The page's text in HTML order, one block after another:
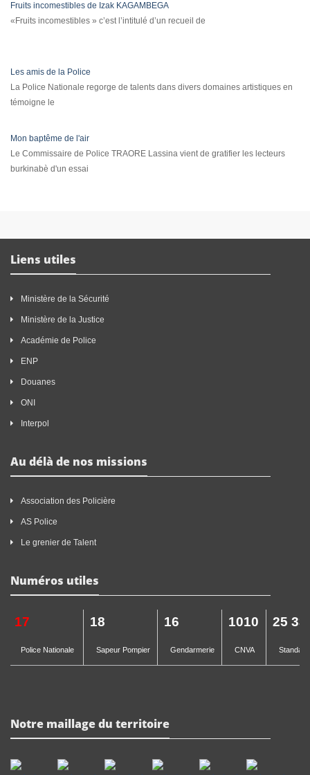
Fruits incomestibles de Izak KAGAMBEGA
«Fruits incomestibles » c’est l’intitulé d’un recueil de
Les amis de la Police
La Police Nationale regorge de talents dans divers domaines artistiques en
témoigne le
Mon baptême de l'air
Le Commissaire de Police TRAORE Lassina vient de gratifier les lecteurs
burkinabè d'un essai
Liens utiles
Ministère de la Sécurité
Ministère de la Justice
Académie de Police
ENP
Douanes
ONI
Interpol
Au délà de nos missions
Association des Policière
AS Police
Le grenier de Talent
Numéros utiles
17
Police Nationale
18
Sapeur Pompier
16
Gendarmerie
1010
CNVA
25 33
Notre maillage du territoire